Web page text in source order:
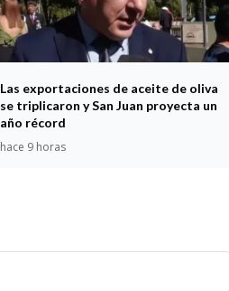
Las exportaciones de aceite de oliva
se triplicaron y San Juan proyecta un
año récord
hace 9 horas